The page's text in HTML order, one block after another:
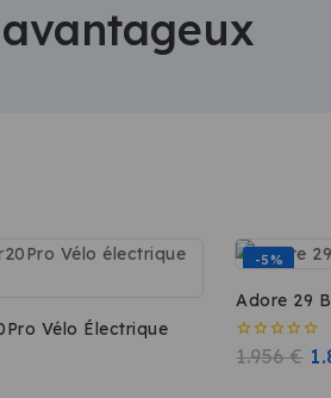
Vélo Électrique
-5%
0
1.956€